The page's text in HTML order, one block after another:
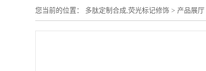
您当前的位置： 多肽定制合成,荧光标记修饰 > 产品展厅